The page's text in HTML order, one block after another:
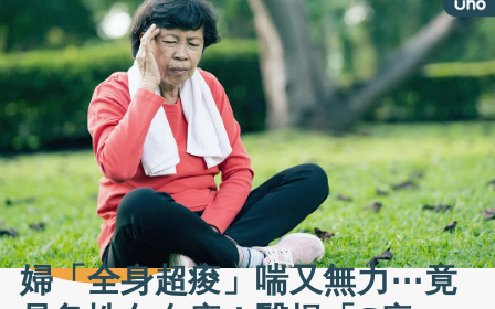
婦「全身超痠」喘又無力⋯竟